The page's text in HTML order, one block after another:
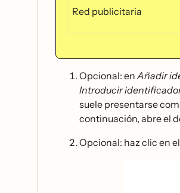
Red publicitaria
Opcional: enAñadir
Introducir
suele presentarse
continuación, abre el
Opcional: haz clic en